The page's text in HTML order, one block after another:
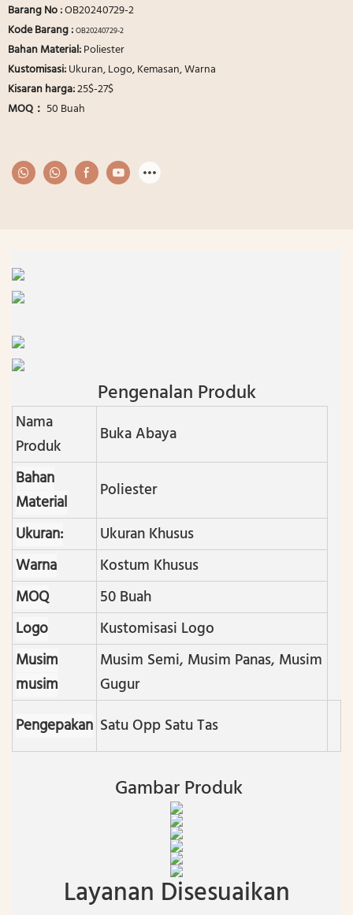
Barang No:OB20240729-2
Kode Barang :OB20240729-2
Bahan Material:Poliester
Kustomisasi:Ukuran, Logo, Kemasan, Warna
Kisaran harga:25$-27$
MOQ： 50 Buah
Pengenalan Produk
Nama
Produk
Buka Abaya
Bahan
Material
Poliester
Ukuran:
Ukuran Khusus
Warna
Kostum Khusus
MOQ
50 Buah
Logo
Kustomisasi Logo
Musim
musim
Musim Semi, Musim Panas, Musim
Gugur
Pengepakan Satu Opp Satu Tas
Gambar Produk
Layanan Disesuaikan